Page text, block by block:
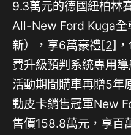
9.3萬元的德國紐柏林
All-New Ford Kuga全
新），享6萬豪禮[2]
費升級預判系統專用
活動期間購車再贈5年
動皮卡銷售冠軍New
售價158.8萬元，享百